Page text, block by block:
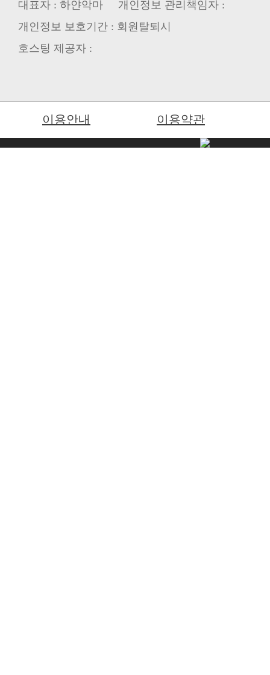
대표자 : 하얀악마 개인정보 관리책임자 :
개인정보 보호기간 : 회원탈퇴시
호스팅 제공자 :
이용안내 이용약관